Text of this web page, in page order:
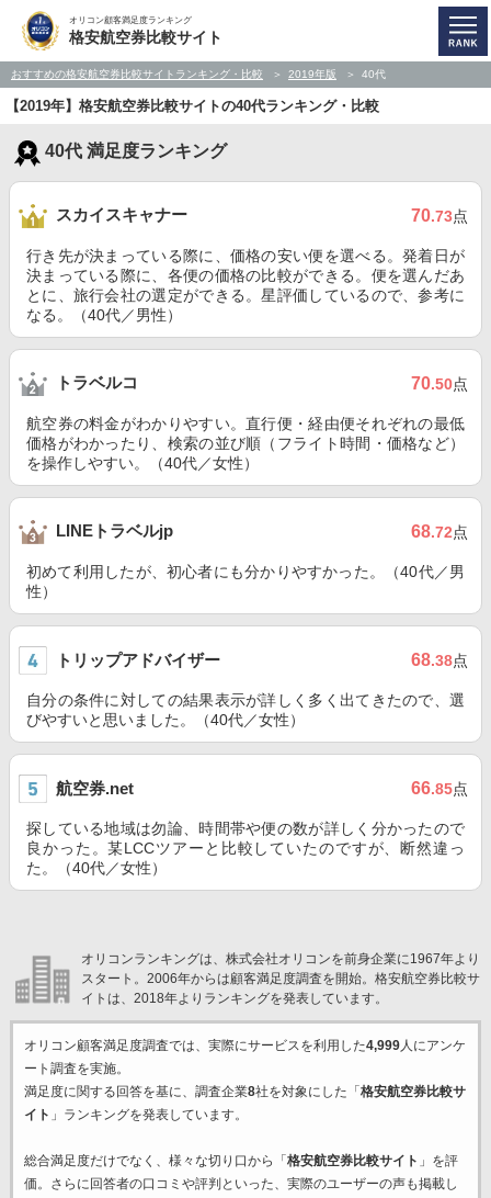
オリコン顧客満足度ランキング
格安航空券比較サイト
おすすめの格安航空券比較サイトランキング・比較 2019年版 40代
【2019年】格安航空券比較サイトの40代ランキング・比較
40代 満足度ランキング
スカイスキャナー 70.73点
行き先が決まっている際に、価格の安い便を選べる。発着日が
決まっている際に、各便の価格の比較ができる。便を選んだあ
とに、旅行会社の選定ができる。星評価しているので、参考に
なる。（40代／男性）
トラベルコ 70.50点
航空券の料金がわかりやすい。直行便・経由便それぞれの最低
価格がわかったり、検索の並び順（フライト時間・価格など）
を操作しやすい。（40代／女性）
LINEトラベルjp 68.72点
初めて利用したが、初心者にも分かりやすかった。（40代／男
性）
トリップアドバイザー 68.38点
自分の条件に対しての結果表示が詳しく多く出てきたので、選
びやすいと思いました。（40代／女性）
航空券.net 66.85点
探している地域は勿論、時間帯や便の数が詳しく分かったので
良かった。某LCCツアーと比較していたのですが、断然違っ
た。（40代／女性）
オリコンランキングは、株式会社オリコンを前身企業に1967年より
スタート。2006年からは顧客満足度調査を開始。格安航空券比較サ
イトは、2018年よりランキングを発表しています。
オリコン顧客満足度調査では、実際にサービスを利用した4,999人にアンケ
ート調査を実施。
満足度に関する回答を基に、調査企業8社を対象にした「 格安航空券比較サ
イト 」ランキングを発表しています。
総合満足度だけでなく、様々な切り口から「 格安航空券比較サイト 」を評
価。さらに回答者の口コミや評判といった、実際のユーザーの声も掲載し